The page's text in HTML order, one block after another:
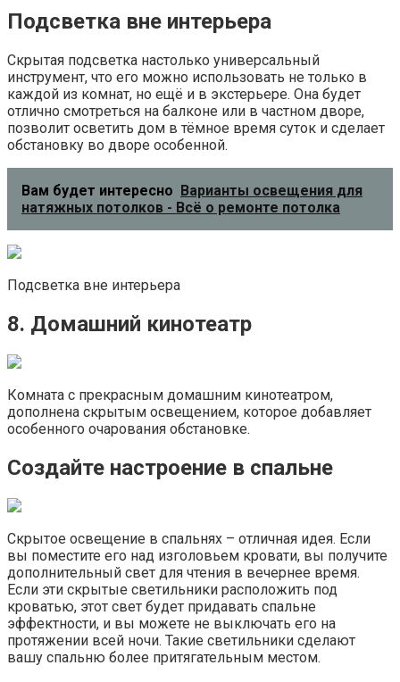
Подсветка вне интерьера
Скрытая подсветка настолько универсальный
инструмент, что его можно использовать не только в
каждой из комнат, но ещё и в экстерьере. Она будет
отлично смотреться на балконе или в частном дворе,
позволит осветить дом в тёмное время суток и сделает
обстановку во дворе особенной.
Вам будет интересно Варианты освещения для
натяжных потолков - Всё о ремонте потолка
Подсветка вне интерьера
8. Домашний кинотеатр
Комната с прекрасным домашним кинотеатром,
дополнена скрытым освещением, которое добавляет
особенного очарования обстановке.
Создайте настроение в спальне
Скрытое освещение в спальнях – отличная идея. Если
вы поместите его над изголовьем кровати, вы получите
дополнительный свет для чтения в вечернее время.
Если эти скрытые светильники расположить под
кроватью, этот свет будет придавать спальне
эффектности, и вы можете не выключать его на
протяжении всей ночи. Такие светильники сделают
вашу спальню более притягательным местом.